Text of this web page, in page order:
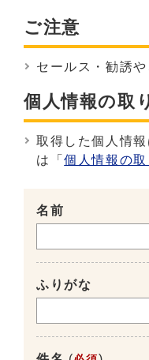
ご注意
セールス・勧誘
個人情報の取
取得した個人情
は「個人情報の取
名前
ふりがな